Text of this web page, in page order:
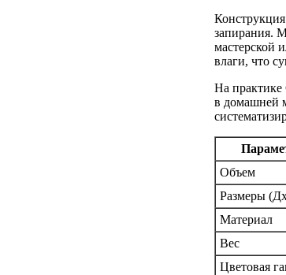
запирания.
мастерской
влаги, что
На практике
в домашней
Объем
Размеры
Материал
Вес
Цветовая